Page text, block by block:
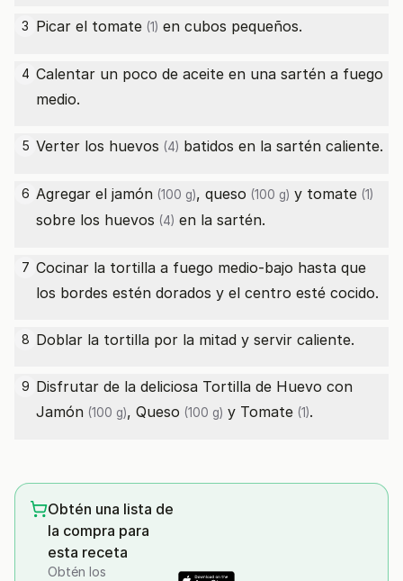
3 Picar el tomate (1) en cubos pequeños.
4 Calentar un poco de aceite en una sartén a fuego
medio.
5 Verter los huevos (4) batidos en la sartén caliente.
6 Agregar el jamón (100 g), queso (100 g) y tomate (1)
sobre los huevos (4) en la sartén.
7 Cocinar la tortilla a fuego medio-bajo hasta que
los bordes estén dorados y el centro esté cocido.
8 Doblar la tortilla por la mitad y servir caliente.
9 Disfrutar de la deliciosa Tortilla de Huevo con
Jamón (100 g), Queso (100 g) y Tomate (1).
Obtén una lista de
la compra para
esta receta
Obtén los